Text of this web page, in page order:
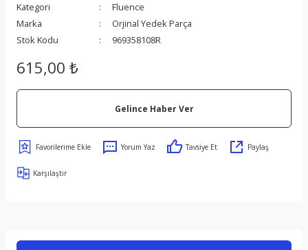
Kategori
Fluence
Marka
Orjinal Yedek Parça
Stok Kodu
969358108R
615,00 ₺
Gelince Haber Ver
Yorum Yaz Tavsiye Et Paylaş
Karşılaştır